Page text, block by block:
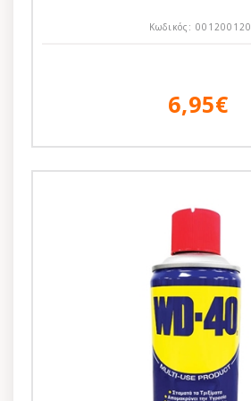
Κωδικός: 001200120
6,95€